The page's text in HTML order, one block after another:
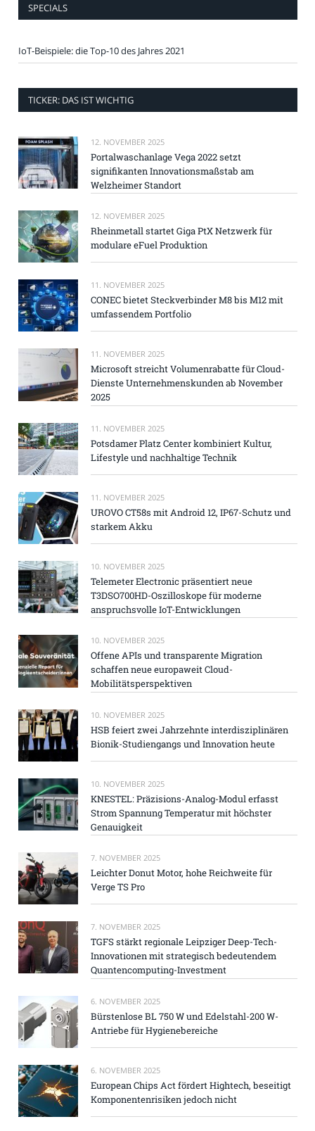
SPECIALS
IoT-Beispiele: die Top-10 des Jahres 2021
TICKER: DAS IST WICHTIG
12. NOVEMBER 2025
Portalwaschanlage Vega 2022 setzt
signifikanten Innovationsmaßstab am
Welzheimer Standort
12. NOVEMBER 2025
Rheinmetall startet Giga PtX Netzwerk für
modulare eFuel Produktion
11. NOVEMBER 2025
CONEC bietet Steckverbinder M8 bis M12 mit
umfassendem Portfolio
11. NOVEMBER 2025
Microsoft streicht Volumenrabatte für Cloud-
Dienste Unternehmenskunden ab November
2025
11. NOVEMBER 2025
Potsdamer Platz Center kombiniert Kultur,
Lifestyle und nachhaltige Technik
11. NOVEMBER 2025
UROVO CT58s mit Android 12, IP67-Schutz und
starkem Akku
10. NOVEMBER 2025
Telemeter Electronic präsentiert neue
T3DSO700HD-Oszilloskope für moderne
anspruchsvolle IoT-Entwicklungen
10. NOVEMBER 2025
Offene APIs und transparente Migration
schaffen neue europaweit Cloud-
Mobilitätsperspektiven
10. NOVEMBER 2025
HSB feiert zwei Jahrzehnte interdisziplinären
Bionik-Studiengangs und Innovation heute
10. NOVEMBER 2025
KNESTEL: Präzisions-Analog-Modul erfasst
Strom Spannung Temperatur mit höchster
Genauigkeit
7. NOVEMBER 2025
Leichter Donut Motor, hohe Reichweite für
Verge TS Pro
7. NOVEMBER 2025
TGFS stärkt regionale Leipziger Deep-Tech-
Innovationen mit strategisch bedeutendem
Quantencomputing-Investment
6. NOVEMBER 2025
Bürstenlose BL 750 W und Edelstahl-200 W-
Antriebe für Hygienebereiche
6. NOVEMBER 2025
European Chips Act fördert Hightech, beseitigt
Komponentenrisiken jedoch nicht